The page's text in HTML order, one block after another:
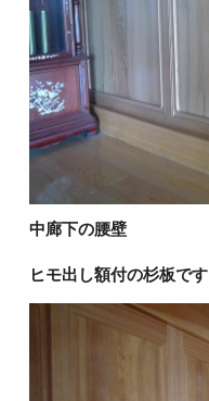
中廊下の腰壁
ヒモ出し額付の杉板です